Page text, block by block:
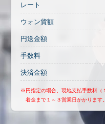
レート
ウォン貨額
円送金額
手数料
決済金額
※円指定の場合、現地支払手数料（
着金まで１～３営業日かかります。